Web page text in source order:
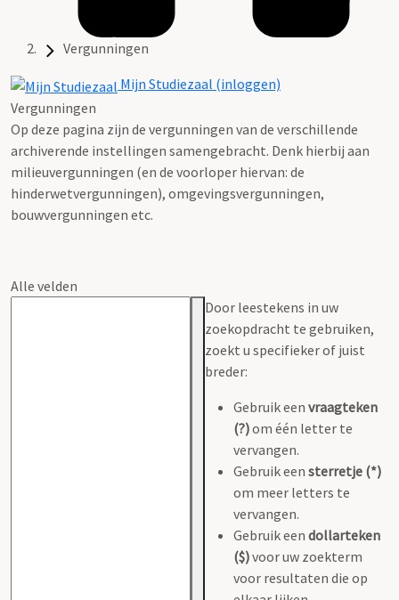
Vergunningen
Mijn Studiezaal (inloggen)
Vergunningen
Op deze pagina zijn de vergunningen van de verschillende
archiverende instellingen samengebracht. Denk hierbij aan
milieuvergunningen (en de voorloper hiervan: de
hinderwetvergunningen), omgevingsvergunningen,
bouwvergunningen etc.
Alle velden
Door leestekens in uw
zoekopdracht te gebruiken,
zoekt u specifieker of juist
breder:
Gebruik een vraagteken
(?)om één letter te
vervangen.
Gebruik een sterretje (*)
om meer letters te
vervangen.
Gebruik een dollarteken
($)voor uw zoekterm
voor resultaten die op